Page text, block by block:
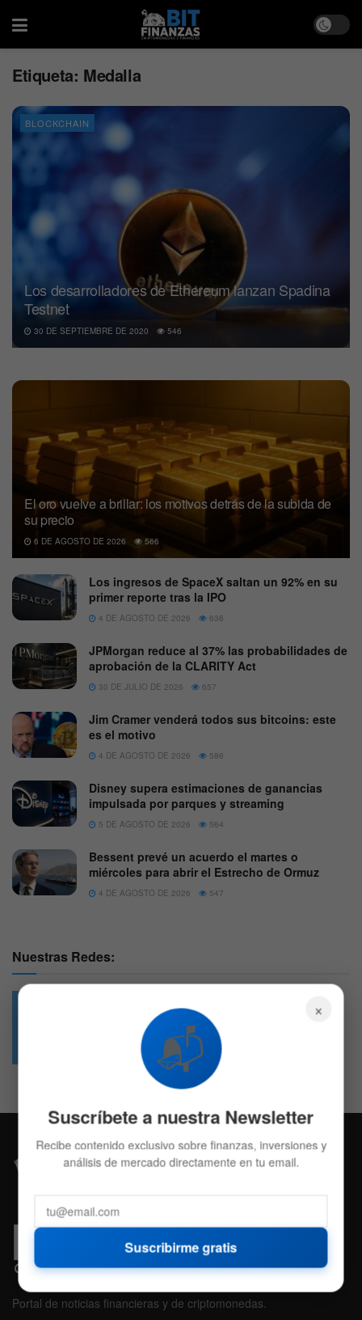
Etiqueta: Medalla
BLOCKCHAIN
Los desarrolladores de Ethereum lanzan Spadina
Testnet
30 DE SEPTIEMBRE DE 2020 546
El oro vuelve a brillar: los motivos detrás de la subida de
su precio
6 DE AGOSTO DE 2026 566
Los ingresos de SpaceX saltan un 92% en su
primer reporte tras la IPO
4 DE AGOSTO DE 2026 636
JPMorgan reduce al 37% las probabilidades de
aprobación de la CLARITY Act
30 DE JULIO DE 2026 657
Jim Cramer venderá todos sus bitcoins: este
es el motivo
4 DE AGOSTO DE 2026 586
Disney supera estimaciones de ganancias
impulsada por parques y streaming
5 DE AGOSTO DE 2026 564
Bessent prevé un acuerdo el martes o
miércoles para abrir el Estrecho de Ormuz
4 DE AGOSTO DE 2026 547
Nuestras Redes:
4.7k
Followers
Portal de noticias financieras y de criptomonedas.
×
📬
Suscríbete a nuestra Newsletter
Recibe contenido exclusivo sobre finanzas, inversiones y
análisis de mercado directamente en tu email.
Suscribirme gratis